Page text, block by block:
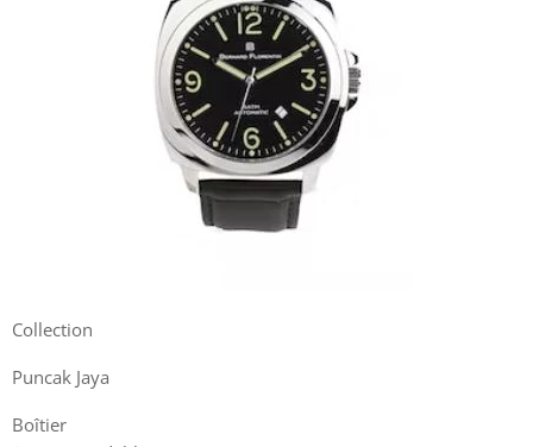
Collection
Puncak Jaya
Boîtier